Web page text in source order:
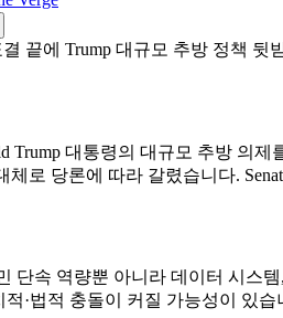
Trump 대통령의 대규모 추방 의제
로 당론에 따라 갈렸습니다.
단속 역량뿐 아니라 데이터 시스
적·법적 충돌이 커질 가능성이 있습